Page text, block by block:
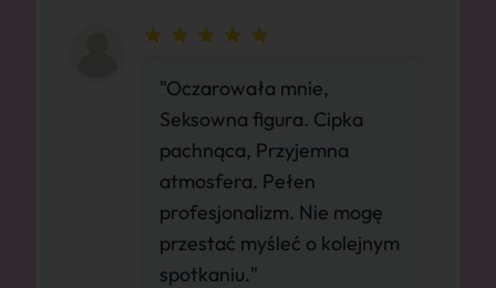
"Oczarowała mnie,
Seksowna figura. Cipka
pachnąca, Przyjemna
atmosfera. Pełen
profesjonalizm. Nie mogę
przestać myśleć o kolejnym
spotkaniu."